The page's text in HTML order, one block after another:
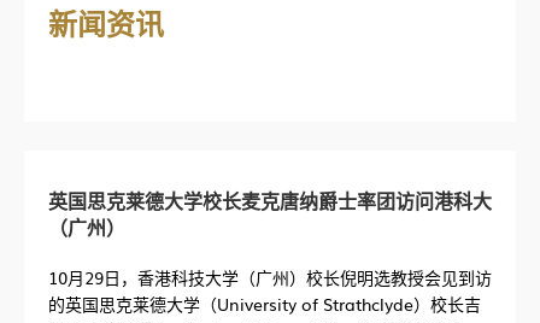
新闻资讯
英国思克莱德大学校长麦克唐纳爵士率团访问港科大
（广州）
10月29日，香港科技大学（广州）校长倪明选教授会见到访
的英国思克莱德大学（University of Strathclyde）校长吉